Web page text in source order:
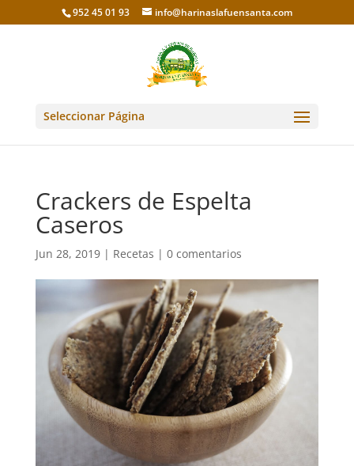
952 45 01 93 info@harinaslafuensanta.com
Seleccionar Página
Crackers de Espelta
Caseros
Jun 28, 2019| Recetas | 0 comentarios